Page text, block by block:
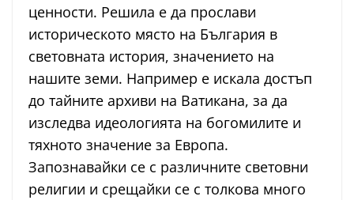
ценности. Решила е да прослави
историческото място на България в
световната история, значението на
нашите земи. Например е искала достъп
до тайните архиви на Ватикана, за да
изследва идеологията на богомилите и
тяхното значение за Европа.
Запознавайки се с различните световни
религии и срещайки се с толкова много